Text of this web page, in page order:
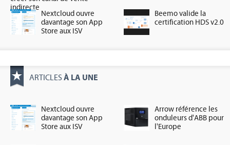
indirecte
Nextcloud ouvre
davantage son App
Store aux ISV
Beemo valide la
certification HDS v2.0
ARTICLES À LA UNE
Nextcloud ouvre
davantage son App
Store aux ISV
Arrow référence les
onduleurs d'ABB pour
l'Europe